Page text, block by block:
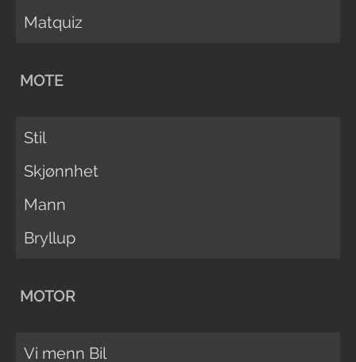
Matquiz
MOTE
Stil
Skjønnhet
Mann
Bryllup
MOTOR
Vi menn Bil